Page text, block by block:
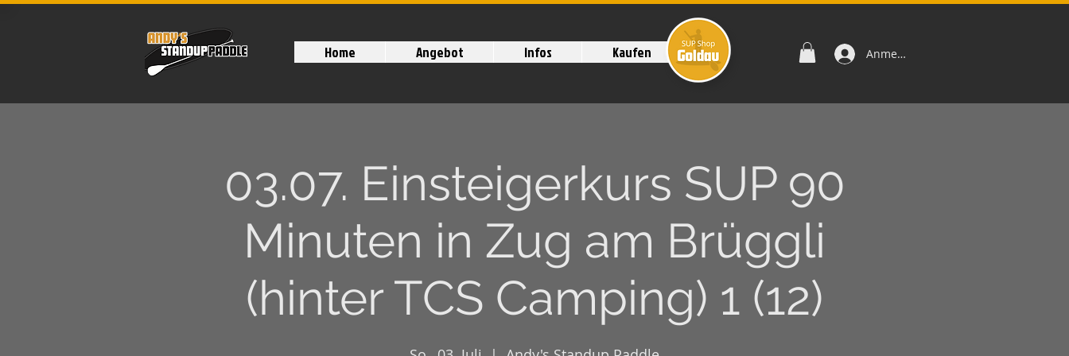
Home Angebot Infos Kaufen Anmelden
03.07. Einsteigerkurs SUP 90
Minuten in Zug am Brüggli
(hinter TCS Camping) 1 (12)